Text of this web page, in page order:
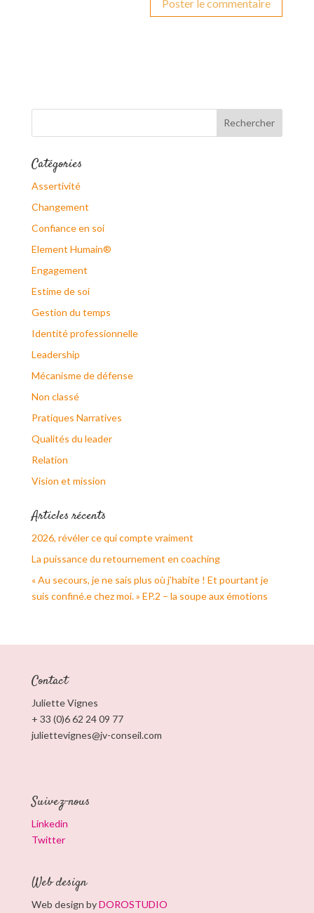
Catégories
Assertivité
Changement
Confiance en soi
Element Humain®
Engagement
Estime de soi
Gestion du temps
Identité professionnelle
Leadership
Mécanisme de défense
Non classé
Pratiques Narratives
Qualités du leader
Relation
Vision et mission
Articles récents
2026, révéler ce qui compte vraiment
La puissance du retournement en coaching
« Au secours, je ne sais plus où j’habite ! Et pourtant je
suis confiné.e chez moi. » EP.2 – la soupe aux émotions
Contact
Juliette Vignes
+ 33 (0)6 62 24 09 77
juliettevignes@jv-conseil.com
Suivez-nous
Linkedin
Twitter
Web design
Web design byDOROSTUDIO